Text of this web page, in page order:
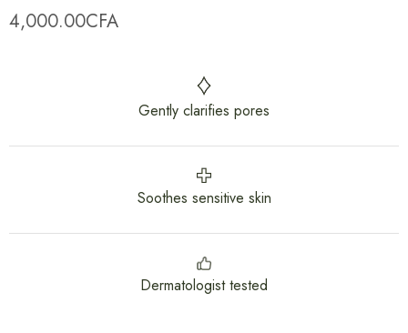
4,000.00CFA
Gently clarifies pores
Soothes sensitive skin
Dermatologist tested